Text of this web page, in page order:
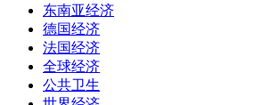
东南亚经济
德国经济
法国经济
全球经济
公共卫生